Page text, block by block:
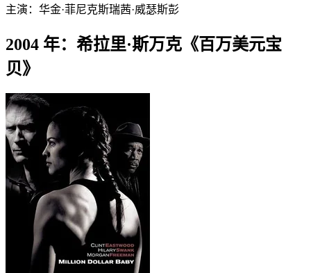
主演： 华金·菲尼克斯瑞茜·威瑟斯彭
2004 年：希拉里·斯万克《百万美元宝
贝》